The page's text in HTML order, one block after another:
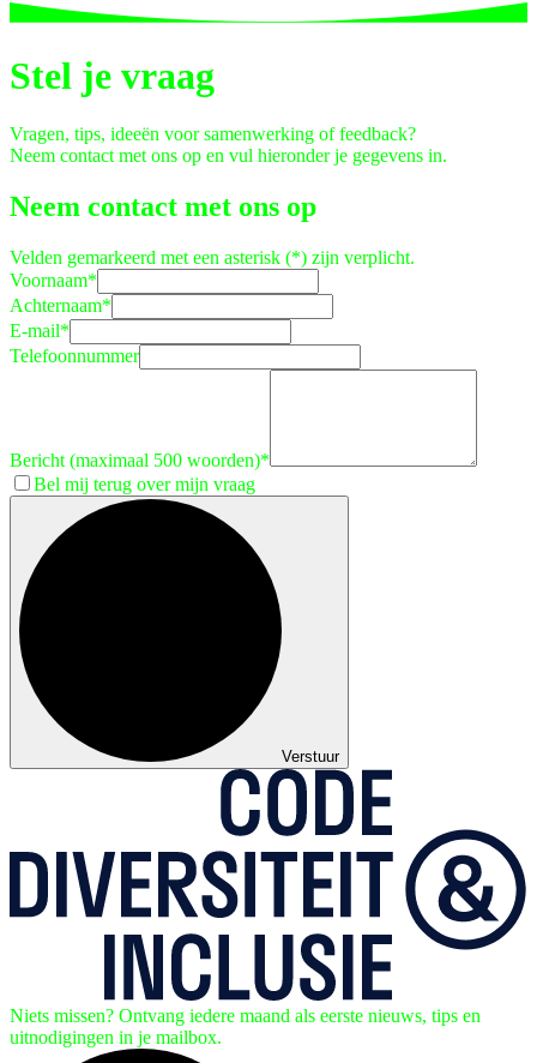
Stel je vraag
Vragen, tips, ideeën voor samenwerking of feedback?
Neem contact met ons op en vul hieronder je gegevens in.
Neem contact met ons op
Velden gemarkeerd met een asterisk (*) zijn verplicht.
Voornaam*
Achternaam*
E-mail*
Telefoonnummer
Bericht (maximaal 500 woorden)*
Bel mij terug over mijn vraag
Verstuur
Niets missen? Ontvang iedere maand als eerste nieuws, tips en
uitnodigingen in je mailbox.